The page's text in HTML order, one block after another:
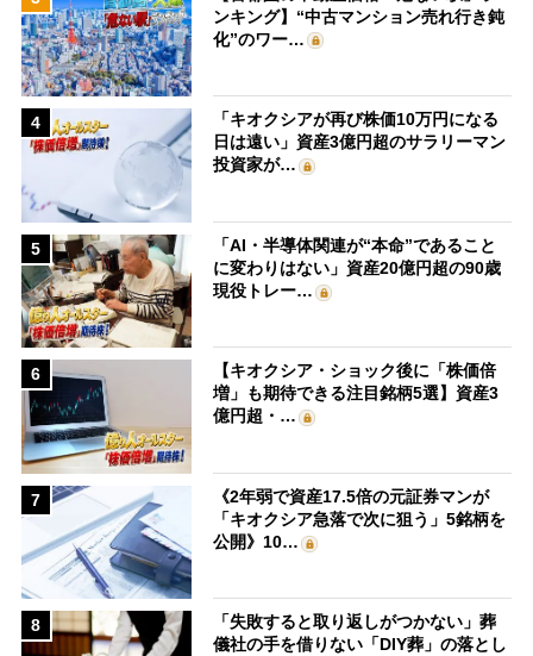
ンキング】“中古マンション売れ行き鈍
化”のワー…
4
「キオクシアが再び株価10万円になる
日は遠い」資産3億円超のサラリーマン
投資家が…
5
「AI・半導体関連が“本命”であること
に変わりはない」資産20億円超の90歳
現役トレー…
6
【キオクシア・ショック後に「株価倍
増」も期待できる注目銘柄5選】資産3
億円超・…
7
《2年弱で資産17.5倍の元証券マンが
「キオクシア急落で次に狙う」5銘柄を
公開》10…
8
「失敗すると取り返しがつかない」葬
儀社の手を借りない「DIY葬」の落とし